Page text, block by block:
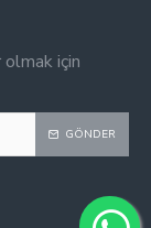
için
GÖNDER